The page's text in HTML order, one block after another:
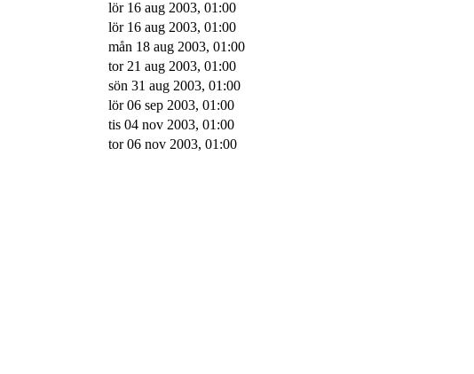
lör 16 aug 2003, 01:00
lör 16 aug 2003, 01:00
mån 18 aug 2003, 01:00
tor 21 aug 2003, 01:00
sön 31 aug 2003, 01:00
lör 06 sep 2003, 01:00
tis 04 nov 2003, 01:00
tor 06 nov 2003, 01:00